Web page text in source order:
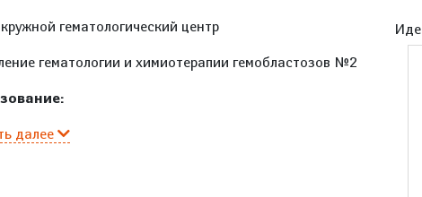
гематологический центр
гематологии и химиотерапии гемобластозов №2
далее